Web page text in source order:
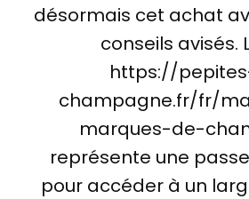
désormais cet achat
conseils avisés.
https://
champagne.fr/fr/
marques-de-
représente une
pour accéder à un